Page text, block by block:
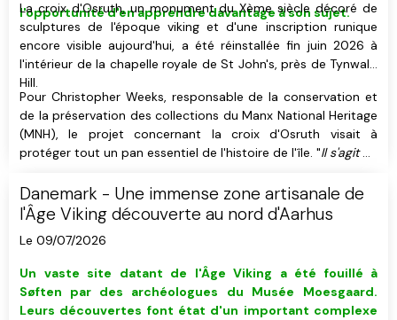
l'opportunité d'en apprendre davantage à son sujet.
La croix d'Osruth, un monument du Xème siècle décoré de
sculptures de l'époque viking et d'une inscription runique
encore visible aujourd'hui, a été réinstallée fin juin 2026 à
l'intérieur de la chapelle royale de St John's, près de Tynwald
Hill.
Pour Christopher Weeks, responsable de la conservation et
de la préservation des collections du Manx National Heritage
(MNH), le projet concernant la croix d'Osruth visait à
protéger tout un pan essentiel de l'histoire de l'île. "Il s'agit de
que nous possédons.", a-t-il déclaré.
Danemark - Une immense zone artisanale de
l'Âge Viking découverte au nord d'Aarhus
Le 09/07/2026
Un vaste site datant de l'Âge Viking a été fouillé à
Søften par des archéologues du Musée Moesgaard.
Leurs découvertes font état d'un important complexe